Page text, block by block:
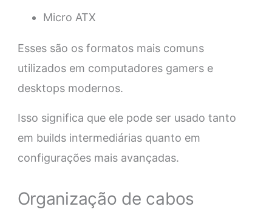
Micro ATX
Esses são os formatos mais comuns
utilizados em computadores gamers e
desktops modernos.
Isso significa que ele pode ser usado tanto
em builds intermediárias quanto em
configurações mais avançadas.
Organização de cabos